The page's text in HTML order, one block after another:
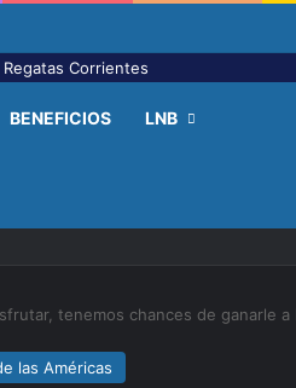
BENEFICIOS LNB
tenemos chances de ganarle a
las Américas